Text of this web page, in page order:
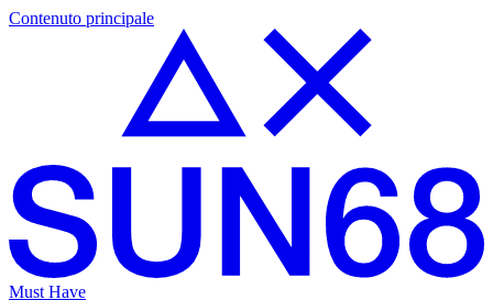
Contenuto principale
Must Have